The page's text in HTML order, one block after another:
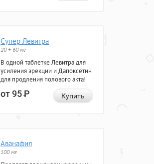
Супер Левитра
20 + 60 мг
В одной таблетке Левитра для
усиления эрекции и Дапоксетин
для продления полового акта!
от 95Р Купить
Аванафил
100 мг